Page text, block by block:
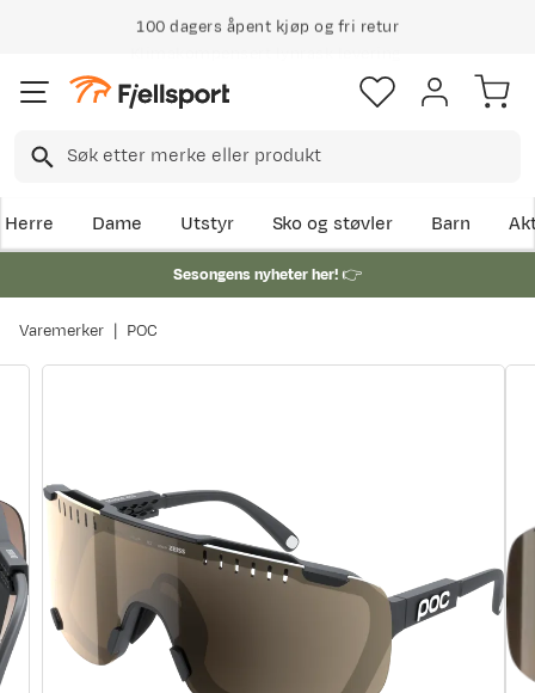
Klimakompensert lynrask levering
Herre Dame Utstyr Sko og støvler Barn
Sesongens nyheter her!👉
Varemerker POC